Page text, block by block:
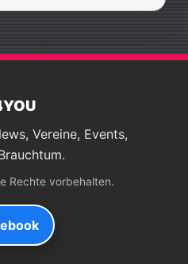
Vereine, Events,
Rechte vorbehalten.